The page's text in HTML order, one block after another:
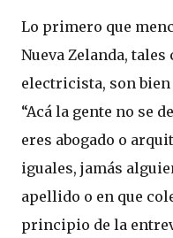
Lo primero que
Nueva Zelanda,
electricista, son
“Acá la gente no se
eres abogado o
iguales, jamás
apellido o en que
principio de la